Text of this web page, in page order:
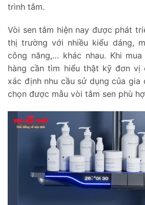
trình tắm.
Vòi sen tắm hiện nay được phát
thị trường với nhiều kiểu dáng,
công năng,… khác nhau. Khi
hàng cần tìm hiểu thật kỹ đơn vị
xác định nhu cầu sử dụng của gia
chọn được mẫu vòi tắm sen phù